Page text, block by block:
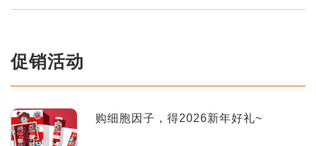
促销活动
购细胞因子，得2026新年好礼~